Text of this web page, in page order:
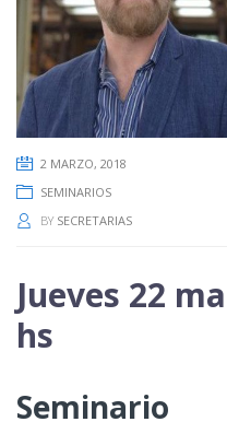
2 MARZO, 2018
SEMINARIOS
BY SECRETARIAS
Jueves 22
hs
Seminario